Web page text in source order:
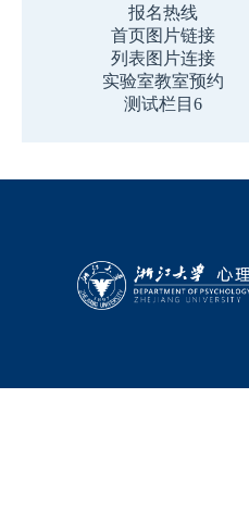
报名热线
首页图片链接
列表图片连接
实验室教室预约
测试栏目6